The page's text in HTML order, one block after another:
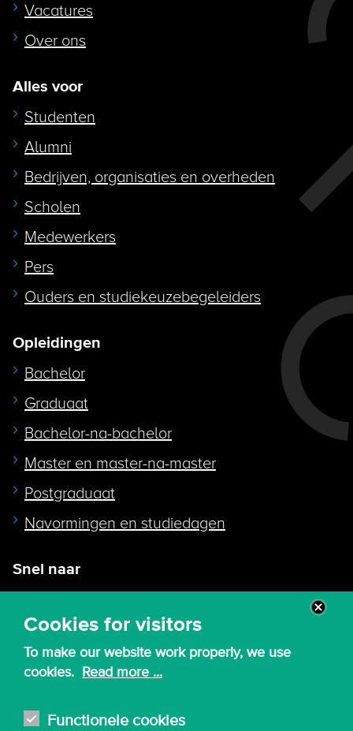
Cookies for visitors
To make our website work properly, we use
cookies. Read more ...
Functionele cookies
Vacatures
Over ons
Alles voor
Studenten
Alumni
Bedrijven, organisaties en overheden
Scholen
Medewerkers
Pers
Ouders en studiekeuzebegeleiders
Opleidingen
Bachelor
Graduaat
Bachelor-na-bachelor
Master en master-na-master
Postgraduaat
Navormingen en studiedagen
Snel naar
Webmail
Canvas
Bibliotheek